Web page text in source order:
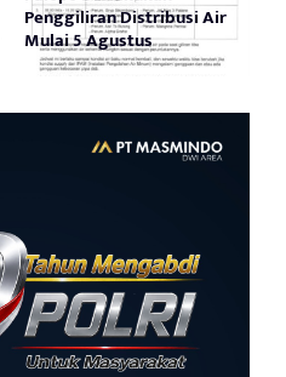
Penggiliran Distribusi Air
Mulai 5 Agustus